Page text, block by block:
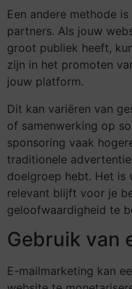
Een andere methode
partners. Als jouw
groot publiek heeft,
zijn in het promoten
jouw platform.
Dit kan variëren van
of samenwerking op
sponsoring vaak
traditionele
doelgroep hebt. Het is
relevant blijft voor je
geloofwaardigheid te
Gebruik van
E-mailmarketing kan